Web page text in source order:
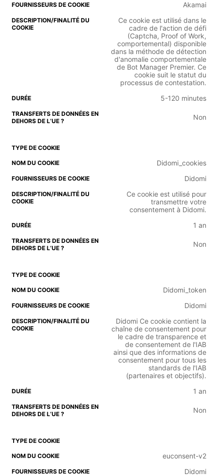
Akamai
Ce cookie est utilisé dans le
cadre de l'action de défi
(Captcha, Proof of Work,
comportemental) disponible
dans la méthode de détection
d'anomalie comportementale
de Bot Manager Premier. Ce
cookie suit le statut du
processus de contestation.
5-120 minutes
Non
Didomi_cookies
Didomi
Ce cookie est utilisé pour
transmettre votre
consentement à Didomi.
1 an
Non
Didomi_token
Didomi
Didomi Ce cookie contient la
chaîne de consentement pour
le cadre de transparence et
de consentement de l'IAB
ainsi que des informations de
consentement pour tous les
standards de l'IAB
(partenaires et objectifs).
1 an
Non
euconsent-v2
Didomi